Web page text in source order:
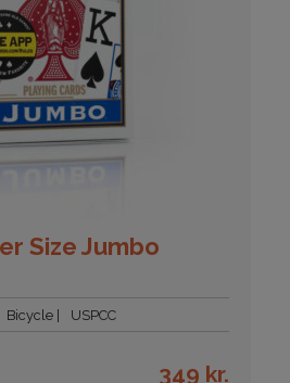
Size Jumbo
Bicycle USPCC
349 kr.